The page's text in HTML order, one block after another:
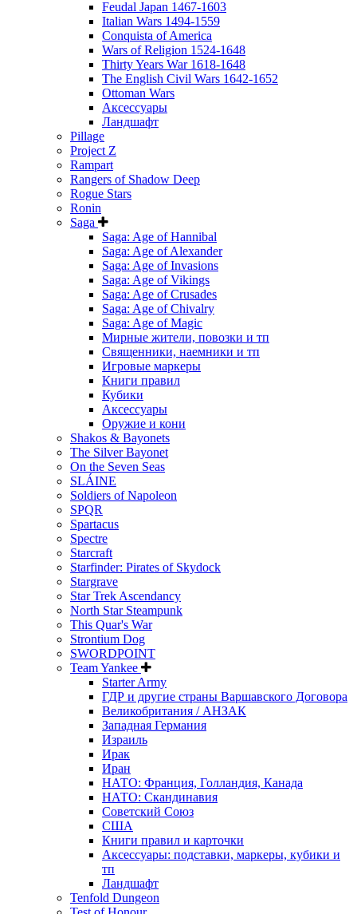
Feudal Japan 1467-1603
Italian Wars 1494-1559
Conquista of America
Wars of Religion 1524-1648
Thirty Years War 1618-1648
The English Civil Wars 1642-1652
Ottoman Wars
Аксессуары
Ландшафт
Pillage
Project Z
Rampart
Rangers of Shadow Deep
Rogue Stars
Ronin
Saga
Saga: Age of Hannibal
Saga: Age of Alexander
Saga: Age of Invasions
Saga: Age of Vikings
Saga: Age of Crusades
Saga: Age of Chivalry
Saga: Age of Magic
Мирные жители, повозки и тп
Священники, наемники и тп
Игровые маркеры
Книги правил
Кубики
Аксессуары
Оружие и кони
Shakos & Bayonets
The Silver Bayonet
On the Seven Seas
SLÁINE
Soldiers of Napoleon
SPQR
Spartacus
Spectre
Starcraft
Starfinder: Pirates of Skydock
Stargrave
Star Trek Ascendancy
North Star Steampunk
This Quar's War
Strontium Dog
SWORDPOINT
Team Yankee
Starter Army
ГДР и другие страны Варшавского Договора
Великобритания / АНЗАК
Западная Германия
Израиль
Ирак
Иран
НАТО: Франция, Голландия, Канада
НАТО: Скандинавия
Советский Союз
США
Книги правил и карточки
Аксессуары: подставки, маркеры, кубики и
тп
Ландшафт
Tenfold Dungeon